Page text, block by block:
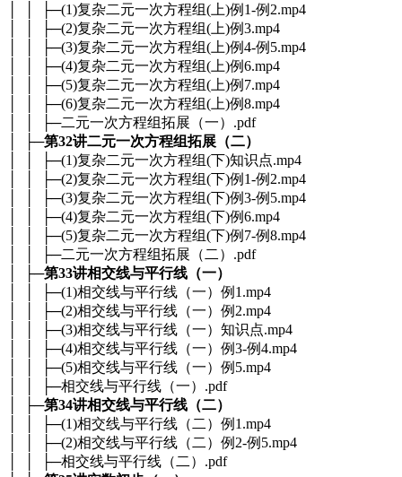
│ │ ├─(1)复杂二元一次方程组(上)例1-例2.mp4
│ │ ├─(2)复杂二元一次方程组(上)例3.mp4
│ │ ├─(3)复杂二元一次方程组(上)例4-例5.mp4
│ │ ├─(4)复杂二元一次方程组(上)例6.mp4
│ │ ├─(5)复杂二元一次方程组(上)例7.mp4
│ │ ├─(6)复杂二元一次方程组(上)例8.mp4
│ │ ├─二元一次方程组拓展（一）.pdf
│ ├─第32讲二元一次方程组拓展（二）
│ │ ├─(1)复杂二元一次方程组(下)知识点.mp4
│ │ ├─(2)复杂二元一次方程组(下)例1-例2.mp4
│ │ ├─(3)复杂二元一次方程组(下)例3-例5.mp4
│ │ ├─(4)复杂二元一次方程组(下)例6.mp4
│ │ ├─(5)复杂二元一次方程组(下)例7-例8.mp4
│ │ ├─二元一次方程组拓展（二）.pdf
│ ├─第33讲相交线与平行线（一）
│ │ ├─(1)相交线与平行线（一）例1.mp4
│ │ ├─(2)相交线与平行线（一）例2.mp4
│ │ ├─(3)相交线与平行线（一）知识点.mp4
│ │ ├─(4)相交线与平行线（一）例3-例4.mp4
│ │ ├─(5)相交线与平行线（一）例5.mp4
│ │ ├─相交线与平行线（一）.pdf
│ ├─第34讲相交线与平行线（二）
│ │ ├─(1)相交线与平行线（二）例1.mp4
│ │ ├─(2)相交线与平行线（二）例2-例5.mp4
│ │ ├─相交线与平行线（二）.pdf